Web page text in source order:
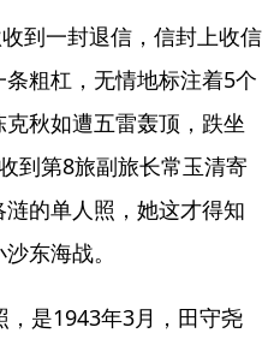
到一封退信，信封上收信
粗杠，无情地标注着5个
秋如遭五雷轰顶，跌坐
到第8旅副旅长常玉清寄
的单人照，她这才得知
东海战。
是1943年3月，田守尧